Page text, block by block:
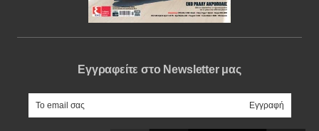
Εγγραφείτε στο Newsletter μας
e-mail